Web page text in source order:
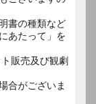
書の種類など
あたって」を
販売及び観劇
合がございま